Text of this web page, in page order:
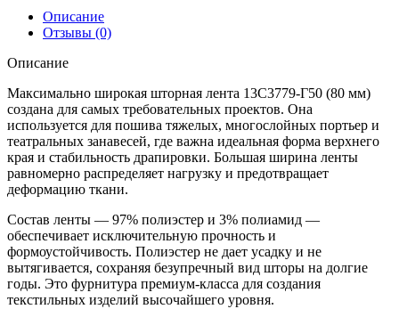
Описание
Отзывы (0)
Описание
Максимально широкая шторная лента 13С3779-Г50 (80 мм)
создана для самых требовательных проектов. Она
используется для пошива тяжелых, многослойных портьер и
театральных занавесей, где важна идеальная форма верхнего
края и стабильность драпировки. Большая ширина ленты
равномерно распределяет нагрузку и предотвращает
деформацию ткани.
Состав ленты — 97% полиэстер и 3% полиамид —
обеспечивает исключительную прочность и
формоустойчивость. Полиэстер не дает усадку и не
вытягивается, сохраняя безупречный вид шторы на долгие
годы. Это фурнитура премиум-класса для создания
текстильных изделий высочайшего уровня.